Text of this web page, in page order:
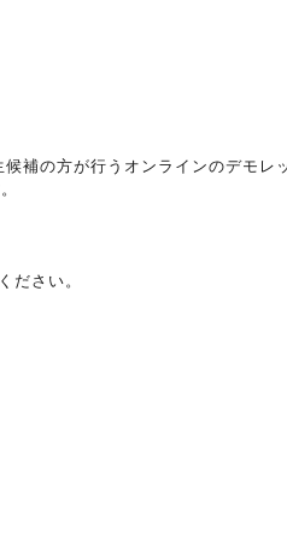
補の方が行うオンラインのデモレ
ださい。